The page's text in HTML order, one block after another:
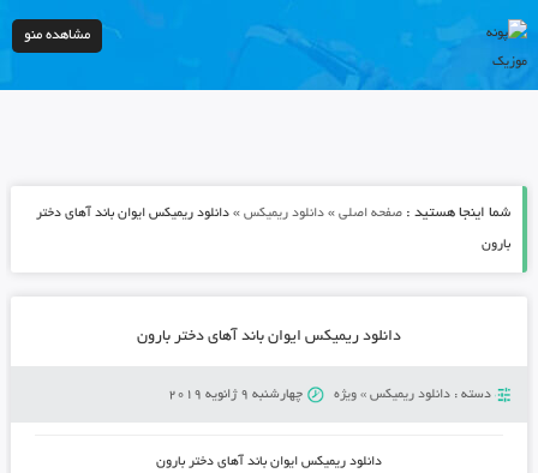
مشاهده منو
شما اینجا هستید : صفحه اصلی» دانلود ریمیکس» دانلود ریمیکس ایوان باند آهای دختر
بارون
دانلود ریمیکس ایوان باند آهای دختر بارون
دسته : دانلود ریمیکس» ویژه چهارشنبه 9 ژانویه 2019
دانلود ریمیکس ایوان باند آهای دختر بارون